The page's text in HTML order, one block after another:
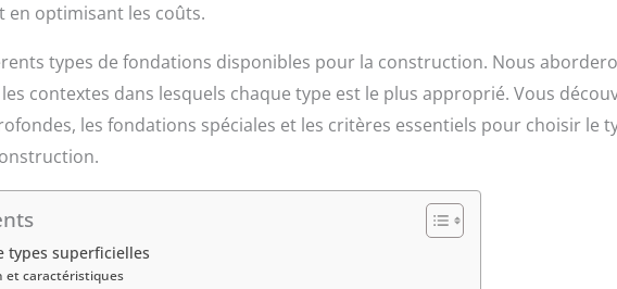
en optimisant les coûts.
types de fondations disponibles pour la construction. Nous
contextes dans lesquels chaque type est le plus approprié. Vous
les fondations spéciales et les critères essentiels pour choisir le
types superficielles
et caractéristiques